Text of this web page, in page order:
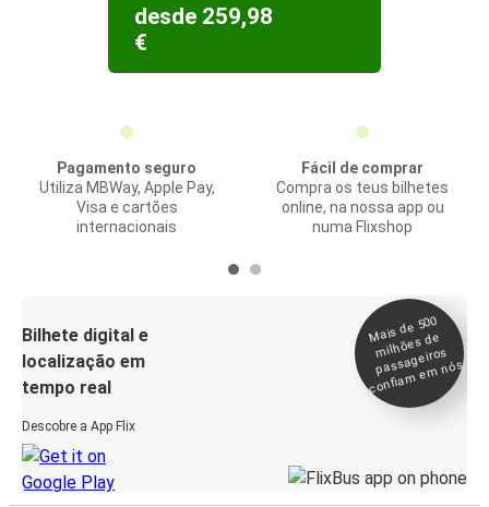
desde 259,98
€
Pagamento seguro
Utiliza MBWay, Apple Pay,
Visa e cartões
internacionais
Fácil de comprar
Compra os teus bilhetes
online, na nossa app ou
numa Flixshop
Bilhete digital e
localização em
tempo real
Descobre a App Flix
Mais de 500
milhões de
passageiros
confia
m e
m nós